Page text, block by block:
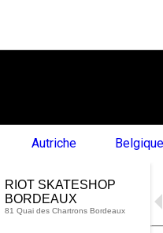
Autriche Belgique
RIOT SKATESHOP
BORDEAUX
81 Quai des Chartrons Bordeaux